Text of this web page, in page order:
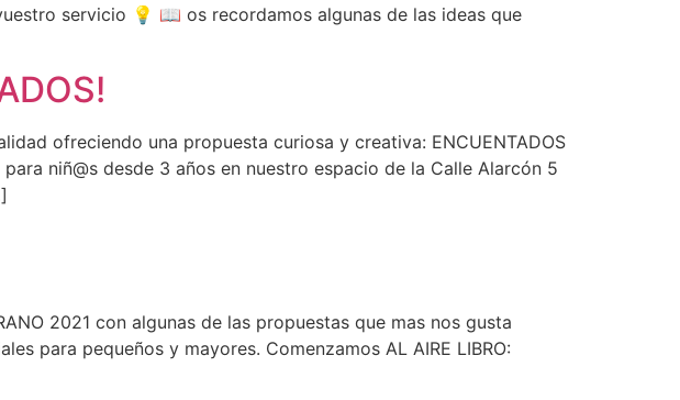
servicio 💡 📖 os recordamos algunas de las ideas que
ofreciendo una propuesta curiosa y creativa: ENCUENTADOS
niñ@s desde 3 años en nuestro espacio de la Calle Alarcón 5
2021 con algunas de las propuestas que mas nos gusta
para pequeños y mayores. Comenzamos AL AIRE LIBRO: